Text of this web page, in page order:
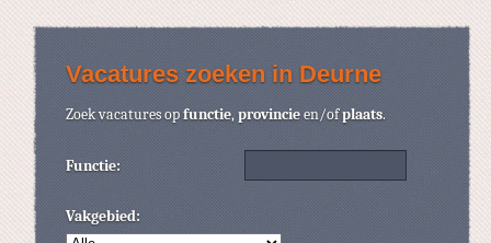
Vacatures zoeken in Deurne
Zoek vacatures opfunctie,provincieen/ofplaats.
Functie:
Vakgebied: